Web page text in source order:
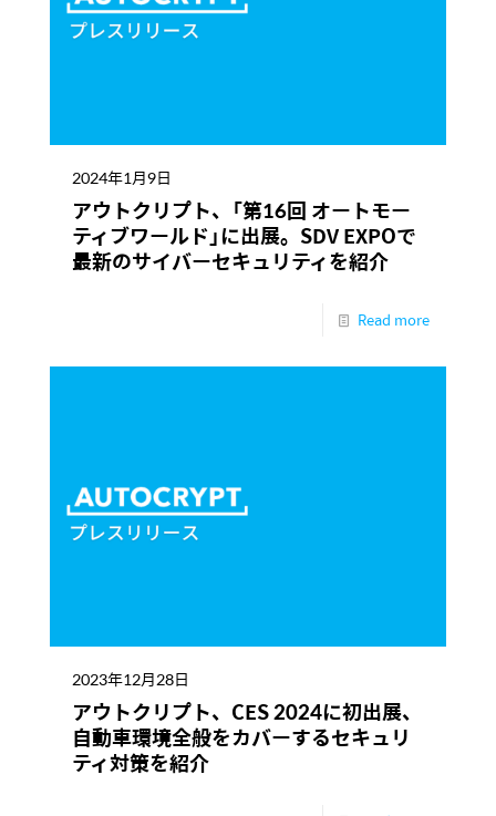
2024年1月9日
アウトクリプト、「第16回 オートモー
ティブワールド」に出展。SDV EXPOで
最新のサイバーセキュリティを紹介
Read more
2023年12月28日
アウトクリプト、CES 2024に初出展、
自動車環境全般をカバーするセキュリ
ティ対策を紹介